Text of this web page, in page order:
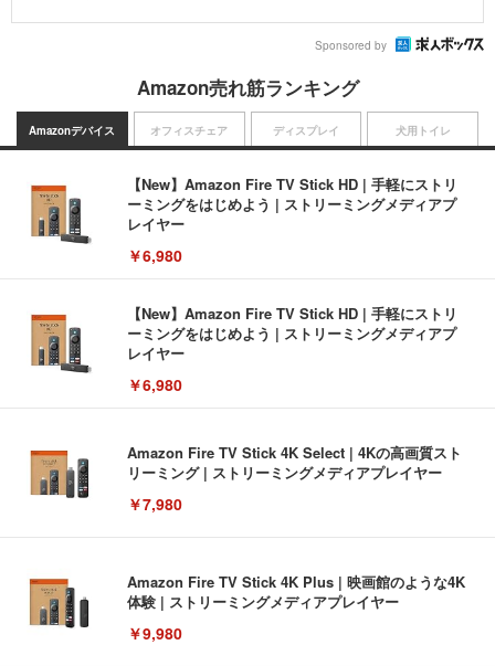
Sponsored by
Amazon売れ筋ランキング
Amazonデバイス
【New】Amazon Fire TV Stick HD | 手軽にストリ
ーミングをはじめよう | ストリーミングメディアプ
レイヤー
￥6,980
【New】Amazon Fire TV Stick HD | 手軽にストリ
ーミングをはじめよう | ストリーミングメディアプ
レイヤー
￥6,980
Amazon Fire TV Stick 4K Select | 4Kの高画質スト
リーミング | ストリーミングメディアプレイヤー
￥7,980
Amazon Fire TV Stick 4K Plus | 映画館のような4K
体験 | ストリーミングメディアプレイヤー
￥9,980
オフィスチェア ディスプレイ 犬用トイレ